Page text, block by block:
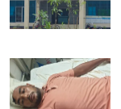
t
i
o